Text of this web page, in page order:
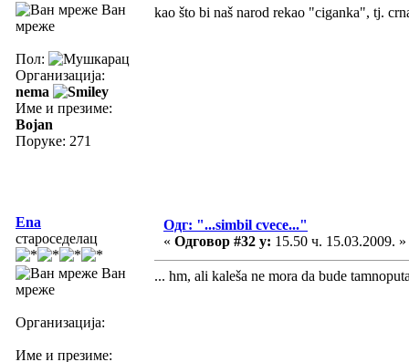
Ван
мреже
Пол:
Организација:
nema
Име и презиме:
Bojan
Поруке: 271
kao što bi naš narod rekao "ciganka", tj.
Ena
староседелац
Ван
мреже
Организација:
Име и презиме:
Одг: "...simbil cvece..."
« Одговор #32 у: 15.50 ч. 15.03.2009. »
... hm, ali kaleša ne mora da bude